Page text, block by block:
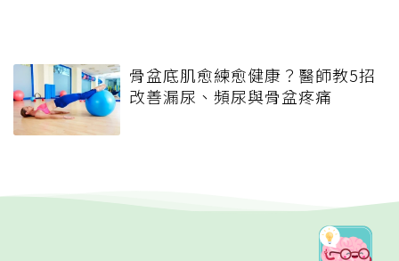
骨盆底肌愈練愈健康？醫師教5招
改善漏尿、頻尿與骨盆疼痛